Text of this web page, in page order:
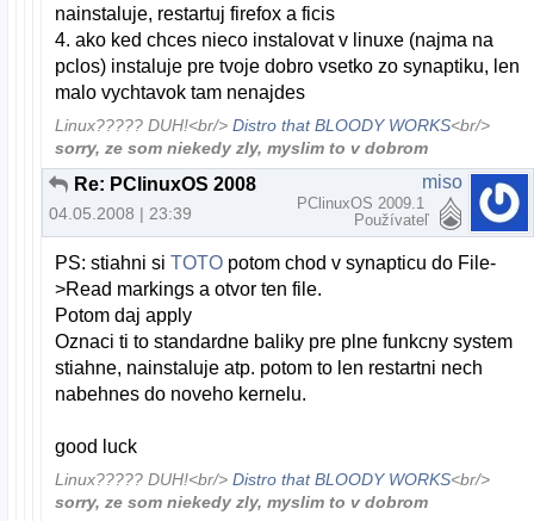
nainstaluje, restartuj firefox a ficis
4. ako ked chces nieco instalovat v linuxe (najma na
pclos) instaluje pre tvoje dobro vsetko zo synaptiku, len
malo vychtavok tam nenajdes
Linux????? DUH!<br/>Distro that BLOODY WORKS<br/>
sorry, ze som niekedy zly, myslim to v dobrom
Re: PClinuxOS 2008
04.05.2008 | 23:39
miso
PClinuxOS 2009.1
Používateľ
PS: stiahni siTOTO potom chod v synapticu do File-
>Read markings a otvor ten file.
Potom daj apply
Oznaci ti to standardne baliky pre plne funkcny system
stiahne, nainstaluje atp. potom to len restartni nech
nabehnes do noveho kernelu.
good luck
Linux????? DUH!<br/>Distro that BLOODY WORKS<br/>
sorry, ze som niekedy zly, myslim to v dobrom